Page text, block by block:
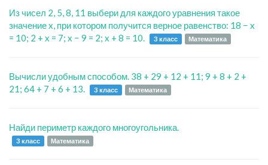
Из чисел 2, 5, 8, 11 выбери для каждого уравнения такое
значение x, при котором получится верное равенство: 18 − x
= 10; 2 + x = 7; x − 9 = 2; x + 8 = 10.
3 класс Математика
Вычисли удобным способом. 38 + 29 + 12 + 11; 9 + 8 + 2 +
21; 64 + 7 + 6 + 13.
3 класс Математика
Найди периметр каждого многоугольника.
3 класс Математика